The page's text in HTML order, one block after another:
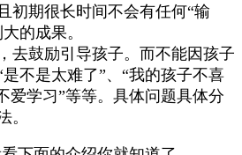
初期很长时间不会有任何“输
的成果。
去鼓励引导孩子。而不能因孩子
不是太难了”、“我的孩子不喜
爱学习”等等。具体问题具体分
。